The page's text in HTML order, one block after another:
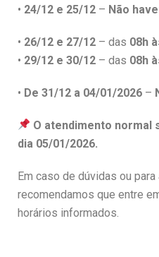
• 24/12 e 25/12 – Não
• 26/12 e 27/12 – das 08h
• 29/12 e 30/12 – das 08h
• De 31/12 a 04/01/2026 –
O atendimento normal
dia 05/01/2026.
Em caso de dúvidas ou
recomendamos que entre
horários informados.